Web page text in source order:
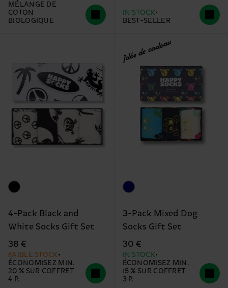
MÉLANGE DE
COTON
BIOLOGIQUE
IN STOCK
BEST-SELLER
4-Pack Black and
White Socks Gift Set
38 €
FAIBLE STOCK
ÉCONOMISEZ MIN.
20 % SUR COFFRET
4 P.
Idée de cadeau
3-Pack Mixed Dog
Socks Gift Set
30 €
IN STOCK
ÉCONOMISEZ MIN.
15 % SUR COFFRET
3 P.